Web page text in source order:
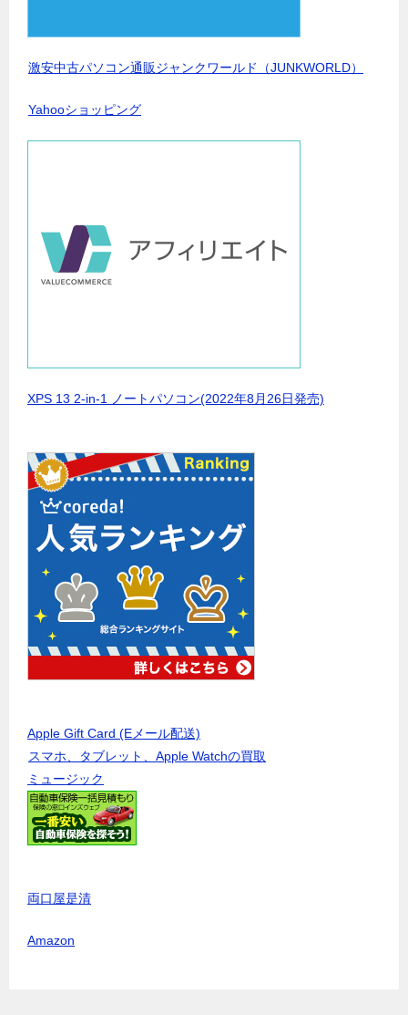
激安中古パソコン通販ジャンクワールド（JUNKWORLD）
Yahooショッピング
XPS 13 2-in-1 ノートパソコン(2022年8月26日発売)
Apple Gift Card (Eメール配送)
スマホ、タブレット、Apple Watchの買取
ミュージック
両口屋是清
Amazon